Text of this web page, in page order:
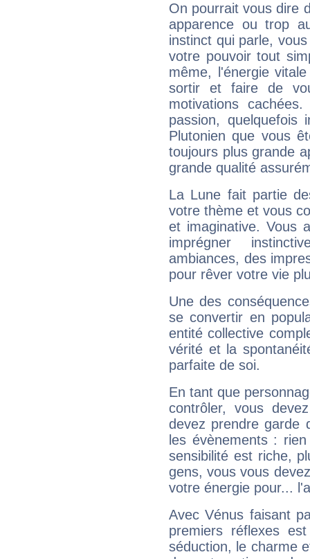
On pourrait vous dire
apparence ou trop
instinct qui parle,
votre pouvoir tout
même, l'énergie
sortir et faire de
motivations
passion, quelquefois
Plutonien que vous
toujours plus grande
grande qualité
La Lune fait partie
votre thème et vous
et imaginative. Vous
imprégner
ambiances, des
pour rêver votre vie
Une des
se convertir en
entité collective
vérité et la
parfaite de soi.
En tant que
contrôler, vous
devez prendre garde
les évènements :
sensibilité est riche,
gens, vous vous
votre énergie pour...
Avec Vénus faisant
premiers réflexes
séduction, le charme